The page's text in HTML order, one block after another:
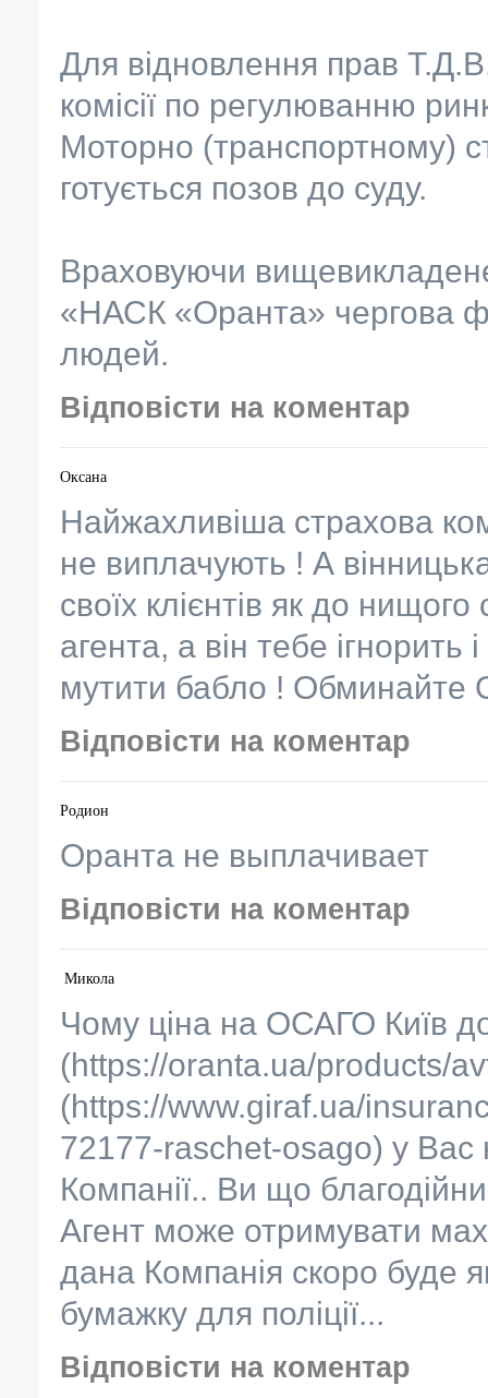
Для відновлення прав
комісії по регулюванню
Моторно (транспортному)
готується позов до суду.
Враховуючи
«НАСК «Оранта» чергова
людей.
Відповісти на коментар
Оксана
Найжахливіша страхова
не виплачують ! А
своїх клієнтів як до
агента, а він тебе
мутити бабло !
Відповісти на коментар
Родион
Оранта не выплачивает
Відповісти на коментар
Микола
Чому ціна на ОСАГО Київ
(https://oranta.ua/products/
(https://www.giraf.ua/
72177-raschet-osago) у
Компанії.. Ви що
Агент може отримувати
дана Компанія скоро буде
бумажку для поліції...
Відповісти на коментар